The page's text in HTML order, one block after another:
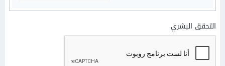
التحقق البشري